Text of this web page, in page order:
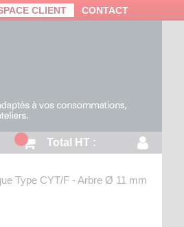
CLIENT CONTACT
Total HT :
Type CYT/F - Arbre Ø 11 mm